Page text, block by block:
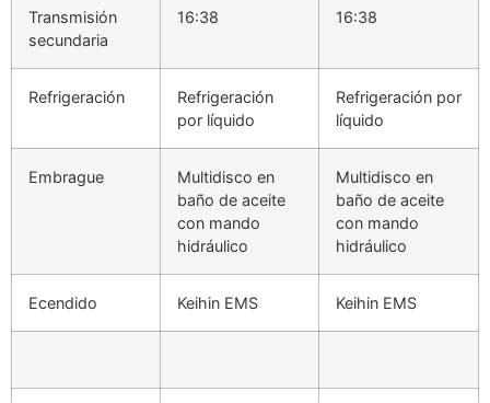
Transmisión
secundaria
16:38 16:38
Refrigeración
Refrigeración
por líquido
Refrigeración por
líquido
Embrague
Multidisco en
baño de aceite
con mando
hidráulico
Multidisco en
baño de aceite
con mando
hidráulico
Ecendido Keihin EMS Keihin EMS